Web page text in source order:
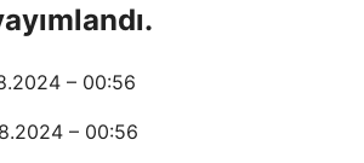
– 00:56
– 00:56